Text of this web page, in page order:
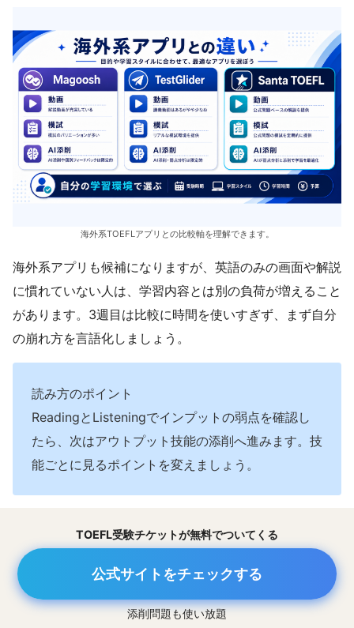
海外系TOEFLアプリとの比較軸を理解できます。
海外系アプリも候補になりますが、英語のみの画面や解説
に慣れていない人は、学習内容とは別の負荷が増えること
があります。3週目は比較に時間を使いすぎず、まず自分
の崩れ方を言語化しましょう。
読み方のポイント
ReadingとListeningでインプットの弱点を確認し
たら、次はアウトプット技能の添削へ進みます。技
能ごとに見るポイントを変えましょう。
TOEFL受験チケットが無料でついてくる
公式サイトをチェックする
添削問題も使い放題